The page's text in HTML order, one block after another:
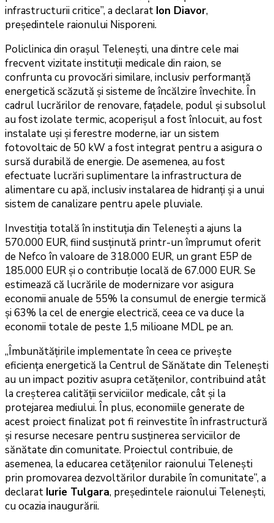
infrastructurii critice”, a declarat Ion Diavor,
președintele raionului Nisporeni.
Policlinica din orașul Telenești, una dintre cele mai
frecvent vizitate instituții medicale din raion, se
confrunta cu provocări similare, inclusiv performanță
energetică scăzută și sisteme de încălzire învechite. În
cadrul lucrărilor de renovare, fațadele, podul și subsolul
au fost izolate termic, acoperișul a fost înlocuit, au fost
instalate uși și ferestre moderne, iar un sistem
fotovoltaic de 50 kW a fost integrat pentru a asigura o
sursă durabilă de energie. De asemenea, au fost
efectuate lucrări suplimentare la infrastructura de
alimentare cu apă, inclusiv instalarea de hidranți și a unui
sistem de canalizare pentru apele pluviale.
Investiția totală în instituția din Telenești a ajuns la
570.000 EUR, fiind susținută printr-un împrumut oferit
de Nefco în valoare de 318.000 EUR, un grant E5P de
185.000 EUR și o contribuție locală de 67.000 EUR. Se
estimează că lucrările de modernizare vor asigura
economii anuale de 55% la consumul de energie termică
și 63% la cel de energie electrică, ceea ce va duce la
economii totale de peste 1,5 milioane MDL pe an.
„Îmbunătățirile implementate în ceea ce privește
eficiența energetică la Centrul de Sănătate din Telenești
au un impact pozitiv asupra cetățenilor, contribuind atât
la creșterea calității serviciilor medicale, cât și la
protejarea mediului. În plus, economiile generate de
acest proiect finalizat pot fi reinvestite în infrastructură
și resurse necesare pentru susținerea serviciilor de
sănătate din comunitate. Proiectul contribuie, de
asemenea, la educarea cetățenilor raionului Telenești
prin promovarea dezvoltărilor durabile în comunitate”, a
declarat Iurie Tulgara, președintele raionului Telenești,
cu ocazia inaugurării.